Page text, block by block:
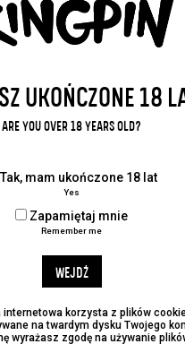
WRÓĆ DO WPISÓW
Udostępnij:
KATEGORIE
No categories
ARCHIWUM
UKOŃCZONE 18
ARE YOU OVER 18 YEARS OLD?
Tak, mam ukończone 18 lat
Yes
Zapamiętaj mnie
Remember me
WEJDŹ
internetowa korzysta z plików
na twardym dysku Twojego
wyrażasz zgodę na używanie